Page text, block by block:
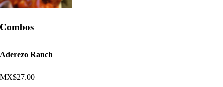
Combos
Aderezo Ranch
MX$27.00